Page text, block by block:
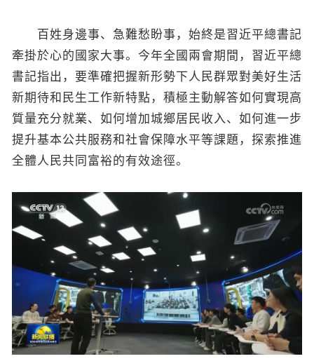
百姓身邊事、急難愁盼事，始終是習近平總書記
牽掛於心的國家大事。今年全國兩會期間，習近平總
書記指出，要準確把握新形勢下人民群眾對美好生活
新期待和民生工作新特點，積極主動解答如何實現高
質量充分就業、如何增加城鄉居民收入、如何進一步
提升基本公共服務和社會保障水平等課題，探索推進
全體人民共同富裕的有效途徑。